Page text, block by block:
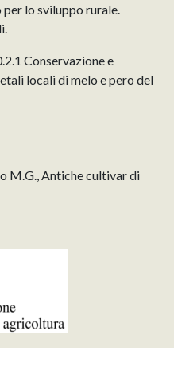
per lo sviluppo rurale.
Conservazione e
locali di melo e pero del
M.G., Antiche cultivar di